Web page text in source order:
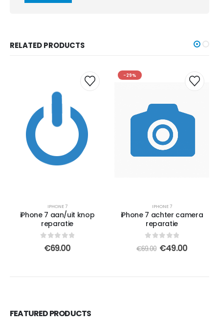
RELATED PRODUCTS
IPHONE 7
iPhone 7 aan/uit knop
reparatie
out of 5
€69.00
-29%
IPHONE 7
iPhone 7 achter camera
reparatie
out of 5
€69.00 €49.00Huidige
FEATURED PRODUCTS